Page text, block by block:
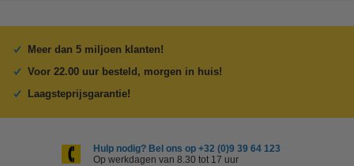
Meer dan 5 miljoen klanten!
Voor 22.00 uur besteld, morgen in huis!
Laagsteprijsgarantie!
Hulp nodig? Bel ons op +32 (0)9 39 64 123
Op werkdagen van 8.30 tot 17 uur